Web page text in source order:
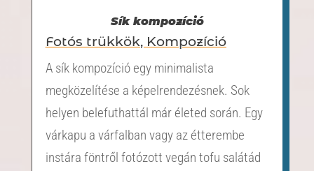
Sík kompozíció
Fotós trükkök, Kompozíció
A sík kompozíció egy minimalista
megközelítése a képelrendezésnek. Sok
helyen belefuthattál már életed során. Egy
várkapu a várfalban vagy az étterembe
instára föntről fotózott vegán tofu salátád